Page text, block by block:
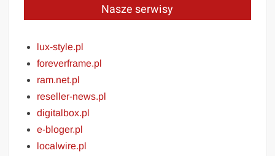
Nasze serwisy
lux-style.pl
foreverframe.pl
ram.net.pl
reseller-news.pl
digitalbox.pl
e-bloger.pl
localwire.pl